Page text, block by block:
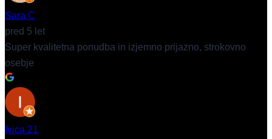
Sara C
pred 5 let
Super kvalitetna ponudba in izjemno prijazno, strokovno
osebje
Ivica 21